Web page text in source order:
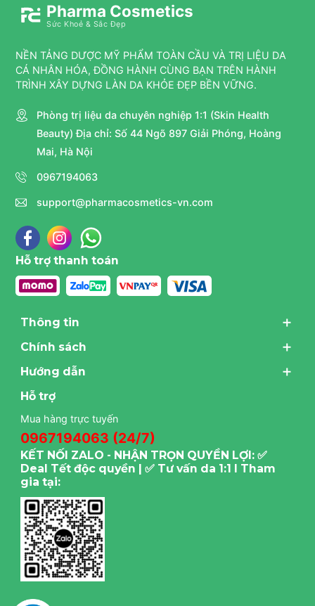
Pharma Cosmetics
Sức Khoẻ & Sắc Đẹp
NỀN TẢNG DƯỢC MỸ PHẨM TOÀN CẦU VÀ TRỊ LIỆU DA
CÁ NHÂN HÓA, ĐỒNG HÀNH CÙNG BẠN TRÊN HÀNH
TRÌNH XÂY DỰNG LÀN DA KHỎE ĐẸP BỀN VỮNG.
Phòng trị liệu da chuyên nghiệp 1:1 (Skin Health
Beauty) Địa chỉ: Số 44 Ngõ 897 Giải Phóng, Hoàng
Mai, Hà Nội
0967194063
support@pharmacosmetics-vn.com
Hỗ trợ thanh toán
Thông tin
Chính sách
Hướng dẫn
Hỗ trợ
Mua hàng trực tuyến
0967194063 (24/7)
KẾT NỐI ZALO - NHẬN TRỌN QUYỀN LỢI: ✅
Deal Tết độc quyền | ✅ Tư vấn da 1:1 I Tham
gia tại: